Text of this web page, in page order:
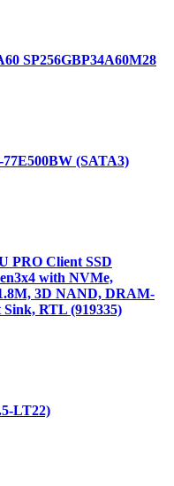
SP256GBP34A60M28
(SATA3)
PRO Client SSD
with NVMe,
3D NAND, DRAM-
RTL (919335)
LT22)